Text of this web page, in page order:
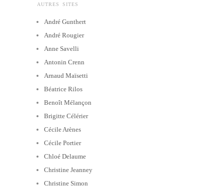
AUTRES SITES
André Gunthert
André Rougier
Anne Savelli
Antonin Crenn
Arnaud Maïsetti
Béatrice Rilos
Benoît Mélançon
Brigitte Célérier
Cécile Arènes
Cécile Portier
Chloé Delaume
Christine Jeanney
Christine Simon